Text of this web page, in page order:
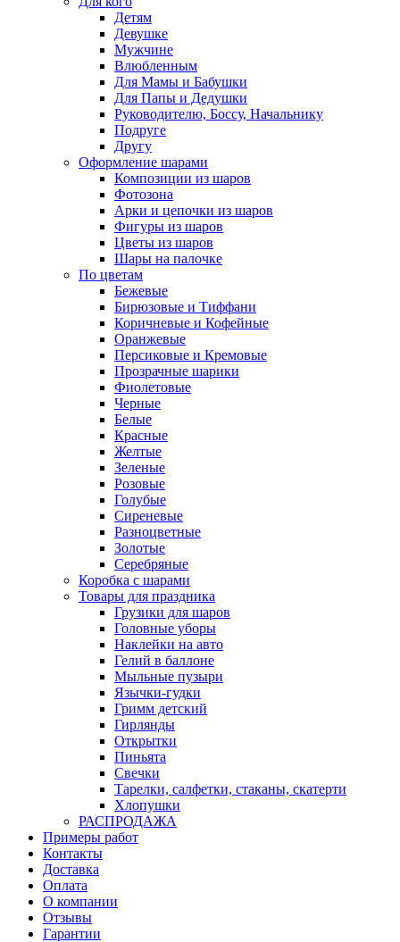
Детям
Девушке
Мужчине
Влюбленным
Для Мамы и Бабушки
Для Папы и Дедушки
Руководителю, Боссу, Начальнику
Подруге
Другу
Оформление шарами
Композиции из шаров
Фотозона
Арки и цепочки из шаров
Фигуры из шаров
Цветы из шаров
Шары на палочке
По цветам
Бежевые
Бирюзовые и Тиффани
Коричневые и Кофейные
Оранжевые
Персиковые и Кремовые
Прозрачные шарики
Фиолетовые
Черные
Белые
Красные
Желтые
Зеленые
Розовые
Голубые
Сиреневые
Разноцветные
Золотые
Серебряные
Коробка с шарами
Товары для праздника
Грузики для шаров
Головные уборы
Наклейки на авто
Гелий в баллоне
Мыльные пузыри
Язычки-гудки
Гримм детский
Гирлянды
Открытки
Пиньята
Свечки
Тарелки, салфетки, стаканы, скатерти
Хлопушки
РАСПРОДАЖА
Примеры работ
Контакты
Доставка
Оплата
О компании
Отзывы
Гарантии